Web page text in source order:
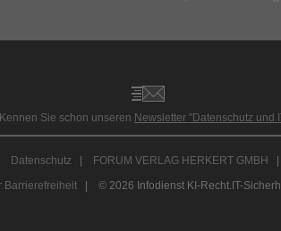
Kennen Sie schon unseren Newsletter "Datenschutz und
Datenschutz FORUM VERLAG HERKERT GMBH
Barrierefreiheit | © 2026 Infodienst KI-Recht.IT-